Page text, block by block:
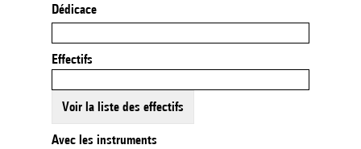
Dédicace
Effectifs
Voir la liste des effectifs
Avec les instruments